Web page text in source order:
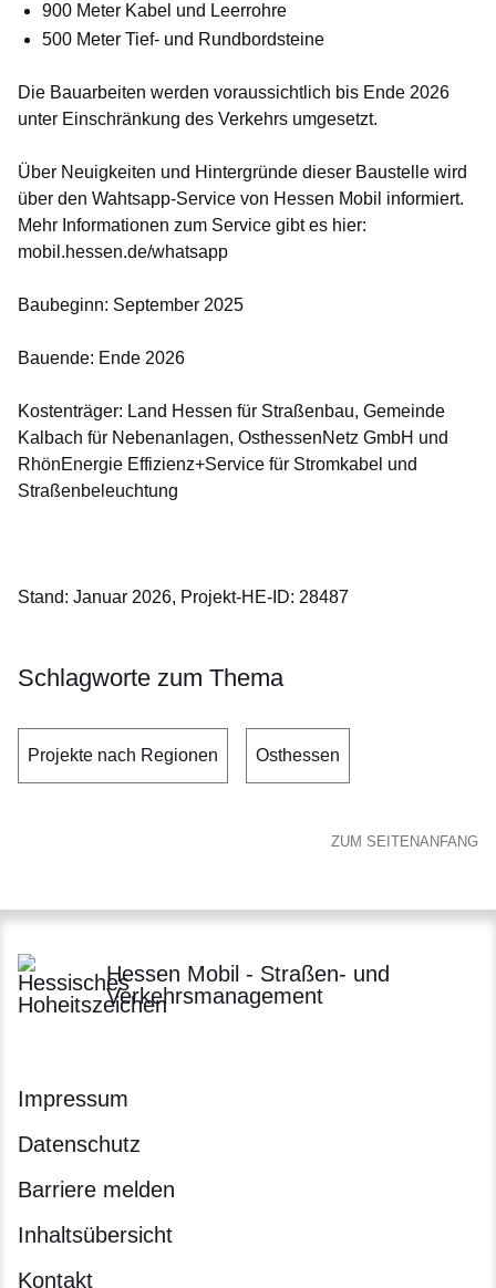
900 Meter Kabel und Leerrohre
500 Meter Tief- und Rundbordsteine
Die Bauarbeiten werden voraussichtlich bis Ende 2026
unter Einschränkung des Verkehrs umgesetzt.
Über Neuigkeiten und Hintergründe dieser Baustelle wird
über den Wahtsapp-Service von Hessen Mobil informiert.
Mehr Informationen zum Service gibt es hier:
mobil.hessen.de/whatsapp
Baubeginn: September 2025
Bauende: Ende 2026
Kostenträger: Land Hessen für Straßenbau, Gemeinde
Kalbach für Nebenanlagen, OsthessenNetz GmbH und
RhönEnergie Effizienz+Service für Stromkabel und
Straßenbeleuchtung
Stand: Januar 2026, Projekt-HE-ID: 28487
Schlagworte zum Thema
Projekte nach Regionen Osthessen
ZUM SEITENANFANG
Hessen Mobil - Straßen- und
Verkehrsmanagement
Impressum
Datenschutz
Barriere melden
Inhaltsübersicht
Kontakt